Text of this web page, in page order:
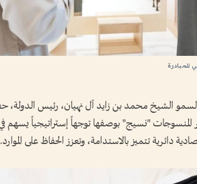
الشيخ محمد بن زايد آل نهيان، رئيس الدولة،
المنسوجات "نسيج" بوصفها توجهاً إستراتيجياً يسهم
دائرية تتميز بالاستدامة، وتعزز الحفاظ على الموارد.